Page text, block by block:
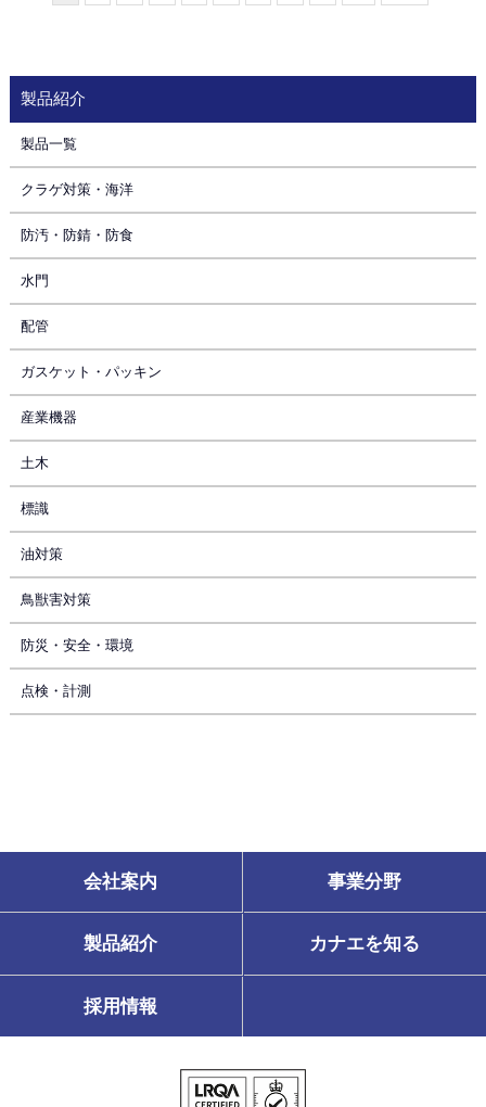
製品紹介
製品一覧
クラゲ対策・海洋
防汚・防錆・防食
水門
配管
ガスケット・パッキン
産業機器
土木
標識
油対策
鳥獣害対策
防災・安全・環境
点検・計測
会社案内 事業分野
製品紹介 カナエを知る
採用情報